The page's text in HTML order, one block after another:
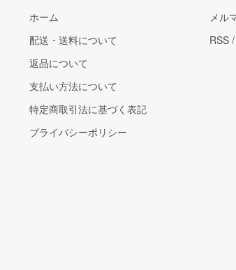
ホーム
配送・送料について
返品について
支払い方法について
特定商取引法に基づく表記
プライバシーポリシー
メル
RSS /